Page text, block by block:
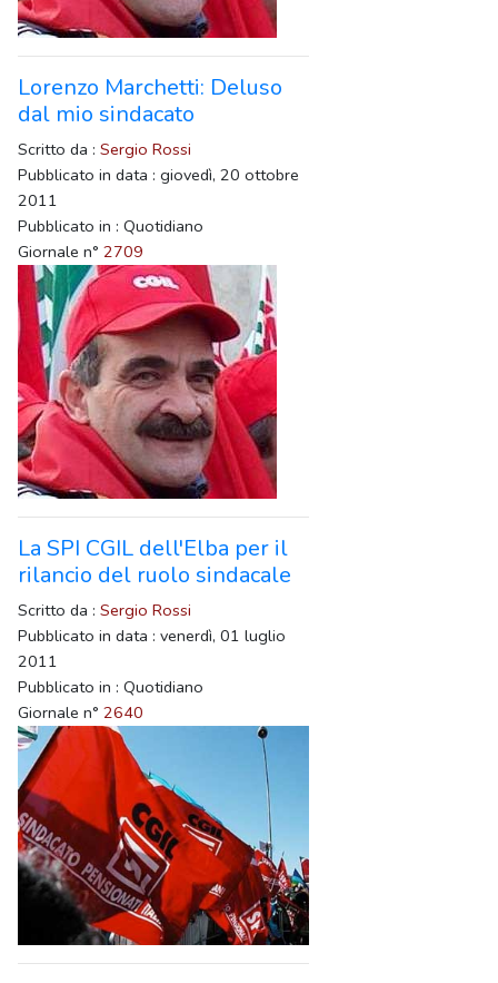
Lorenzo Marchetti: Deluso
dal mio sindacato
Scritto da : Sergio Rossi
Pubblicato in data : giovedì, 20 ottobre
2011
Pubblicato in : Quotidiano
Giornale n° 2709
La SPI CGIL dell'Elba per il
rilancio del ruolo sindacale
Scritto da : Sergio Rossi
Pubblicato in data : venerdì, 01 luglio
2011
Pubblicato in : Quotidiano
Giornale n° 2640